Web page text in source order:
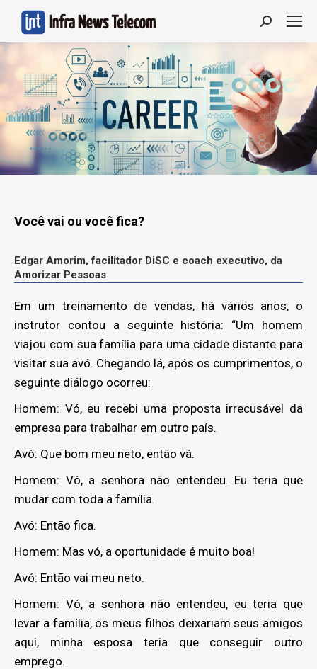
Search:
Você vai ou você fica?
Edgar Amorim, facilitador DiSC e coach executivo, da
Amorizar Pessoas
Em um treinamento de vendas, há vários anos, o
instrutor contou a seguinte história: “Um homem
viajou com sua família para uma cidade distante para
visitar sua avó. Chegando lá, após os cumprimentos, o
seguinte diálogo ocorreu:
Homem: Vó, eu recebi uma proposta irrecusável da
empresa para trabalhar em outro país.
Avó: Que bom meu neto, então vá.
Homem: Vó, a senhora não entendeu. Eu teria que
mudar com toda a família.
Avó: Então fica.
Homem: Mas vó, a oportunidade é muito boa!
Avó: Então vai meu neto.
Homem: Vó, a senhora não entendeu, eu teria que
levar a família, os meus filhos deixariam seus amigos
aqui, minha esposa teria que conseguir outro
emprego.